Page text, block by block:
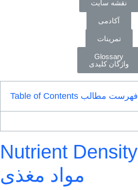
نقشه سایت
آکادمی
تمرینات
Glossary
واژگان کلیدی
Table of Contents فهرست مطالب
Nutrient Density تراکم
مواد مغذی